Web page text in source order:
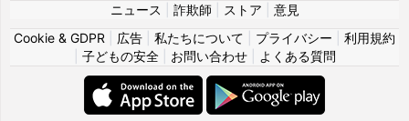
ニュース 詐欺師 ストア
意見
Cookie & GDPR
広告 私たちについて プライバシー
利用規約
子どもの安全| お問い合わせ| よくある質問